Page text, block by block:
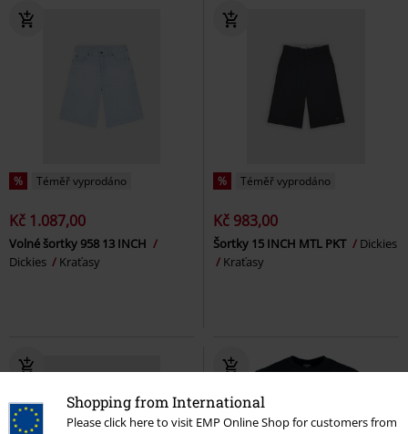
Shopping from International
Please click here to visit EMP Online Shop for customers from
% Téměř vyprodáno
Kč 1.087,00
Volné šortky 958 13 INCH
Dickies
Kraťasy
% Téměř vyprodáno
Kč 983,00
Šortky 15 INCH MTL PKT
Dickies
Kraťasy